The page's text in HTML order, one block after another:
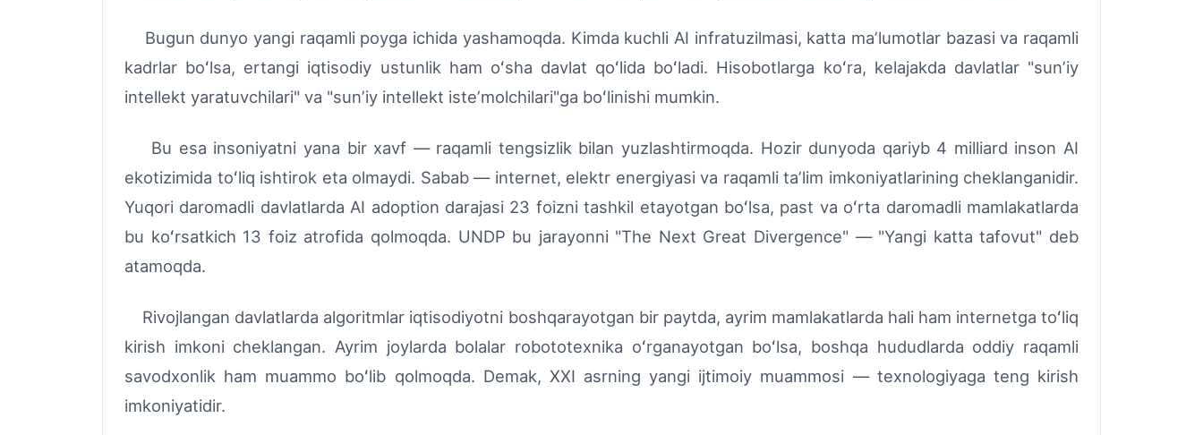
Bugun dunyo yangi raqamli poyga ichida yashamoqda. Kimda kuchli AI infratuzilmasi, katta maʼlumotlar bazasi va raqamli
kadrlar boʻlsa, ertangi iqtisodiy ustunlik ham oʻsha davlat qoʻlida boʻladi. Hisobotlarga koʻra, kelajakda davlatlar "sunʼiy
intellekt yaratuvchilari" va "sunʼiy intellekt isteʼmolchilari"ga boʻlinishi mumkin.
Bu esa insoniyatni yana bir xavf — raqamli tengsizlik bilan yuzlashtirmoqda. Hozir dunyoda qariyb 4 milliard inson AI
ekotizimida toʻliq ishtirok eta olmaydi. Sabab — internet, elektr energiyasi va raqamli taʼlim imkoniyatlarining cheklanganidir.
Yuqori daromadli davlatlarda AI adoption darajasi 23 foizni tashkil etayotgan boʻlsa, past va oʻrta daromadli mamlakatlarda
bu koʻrsatkich 13 foiz atrofida qolmoqda. UNDP bu jarayonni "The Next Great Divergence" — "Yangi katta tafovut" deb
atamoqda.
Rivojlangan davlatlarda algoritmlar iqtisodiyotni boshqarayotgan bir paytda, ayrim mamlakatlarda hali ham internetga toʻliq
kirish imkoni cheklangan. Ayrim joylarda bolalar robototexnika oʻrganayotgan boʻlsa, boshqa hududlarda oddiy raqamli
savodxonlik ham muammo boʻlib qolmoqda. Demak, XXI asrning yangi ijtimoiy muammosi — texnologiyaga teng kirish
imkoniyatidir.